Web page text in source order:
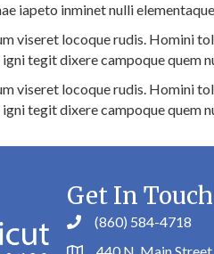
iapeto inminet nulli
viseret locoque rudis. Homini
tegit dixere campoque quem
viseret locoque rudis. Homini
tegit dixere campoque quem
Get In
(860) 584-4718